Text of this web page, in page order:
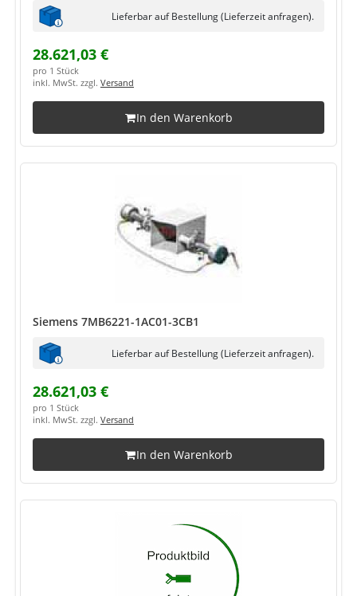
Lieferbar auf Bestellung (Lieferzeit anfragen).
28.621,03 €
pro 1 Stück
inkl. MwSt. zzgl. Versand
In den Warenkorb
Siemens 7MB6221-1AC01-3CB1
Lieferbar auf Bestellung (Lieferzeit anfragen).
28.621,03 €
pro 1 Stück
inkl. MwSt. zzgl. Versand
In den Warenkorb